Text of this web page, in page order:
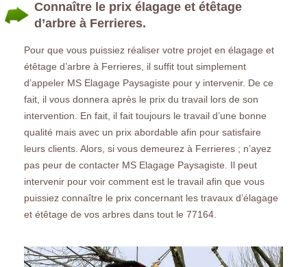
Connaître le prix élagage et étêtage
d’arbre à Ferrieres.
Pour que vous puissiez réaliser votre projet en élagage et
étêtage d’arbre à Ferrieres, il suffit tout simplement
d’appeler MS Elagage Paysagiste pour y intervenir. De ce
fait, il vous donnera après le prix du travail lors de son
intervention. En fait, il fait toujours le travail d’une bonne
qualité mais avec un prix abordable afin pour satisfaire
leurs clients. Alors, si vous demeurez à Ferrieres ; n’ayez
pas peur de contacter MS Elagage Paysagiste. Il peut
intervenir pour voir comment est le travail afin que vous
puissiez connaître le prix concernant les travaux d’élagage
et étêtage de vos arbres dans tout le 77164.